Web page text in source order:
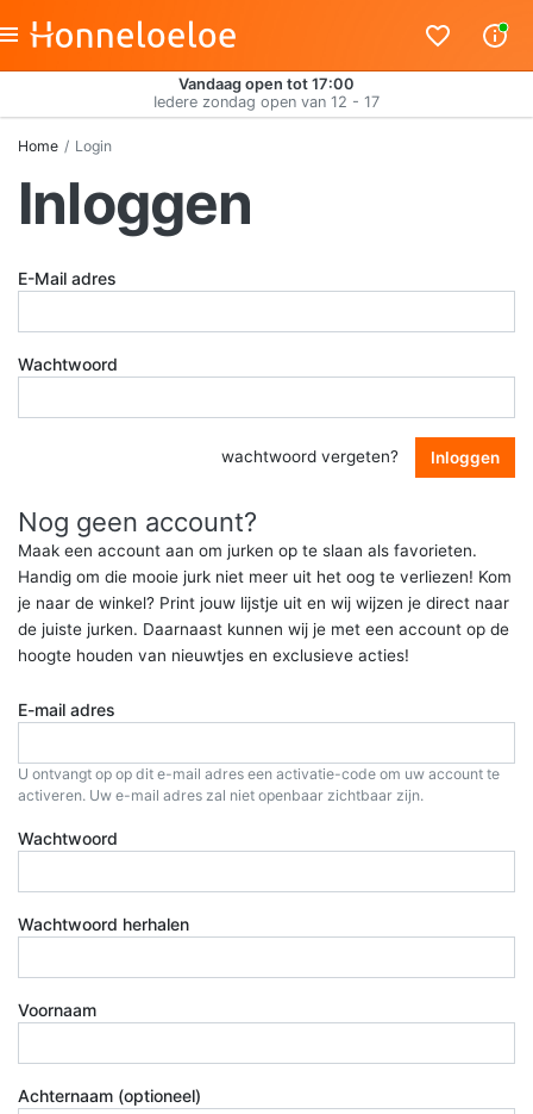
Vandaag open tot 17:00
Iedere zondag open van 12 - 17
Home Login
Inloggen
E-Mail adres
Wachtwoord
wachtwoord vergeten? Inloggen
Nog geen account?
Maak een account aan om jurken op te slaan als favorieten.
Handig om die mooie jurk niet meer uit het oog te verliezen! Kom
je naar de winkel? Print jouw lijstje uit en wij wijzen je direct naar
de juiste jurken. Daarnaast kunnen wij je met een account op de
hoogte houden van nieuwtjes en exclusieve acties!
E-mail adres
U ontvangt op op dit e-mail adres een activatie-code om uw account te
activeren. Uw e-mail adres zal niet openbaar zichtbaar zijn.
Wachtwoord
Wachtwoord herhalen
Voornaam
Achternaam (optioneel)